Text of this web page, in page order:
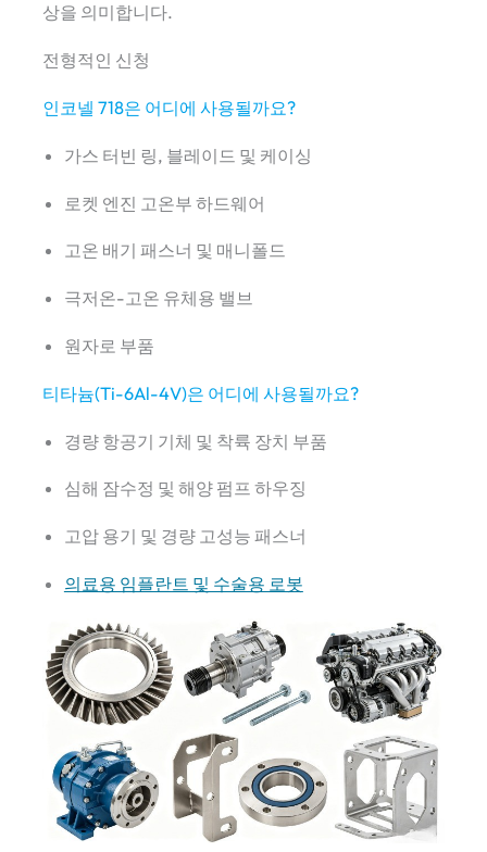
상을 의미합니다.
전형적인 신청
인코넬 718은 어디에 사용될까요?
가스 터빈 링, 블레이드 및 케이싱
로켓 엔진 고온부 하드웨어
고온 배기 패스너 및 매니폴드
극저온-고온 유체용 밸브
원자로 부품
티타늄(Ti-6Al-4V)은 어디에 사용될까요?
경량 항공기 기체 및 착륙 장치 부품
심해 잠수정 및 해양 펌프 하우징
고압 용기 및 경량 고성능 패스너
의료용 임플란트 및 수술용 로봇